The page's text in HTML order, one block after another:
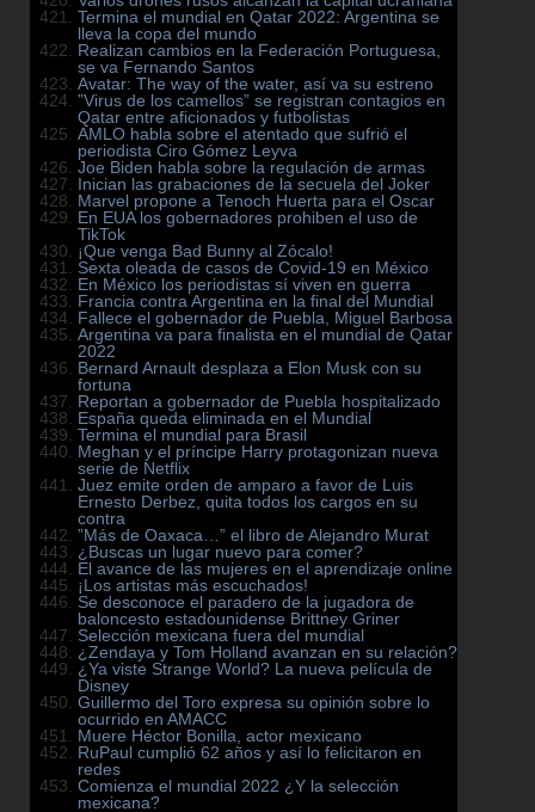
Termina el mundial en Qatar 2022: Argentina se
lleva la copa del mundo
Realizan cambios en la Federación Portuguesa,
se va Fernando Santos
Avatar: The way of the water, así va su estreno
”Virus de los camellos” se registran contagios en
Qatar entre aficionados y futbolistas
AMLO habla sobre el atentado que sufrió el
periodista Ciro Gómez Leyva
Joe Biden habla sobre la regulación de armas
Inician las grabaciones de la secuela del Joker
Marvel propone a Tenoch Huerta para el Oscar
En EUA los gobernadores prohiben el uso de
TikTok
¡Que venga Bad Bunny al Zócalo!
Sexta oleada de casos de Covid-19 en México
En México los periodistas sí viven en guerra
Francia contra Argentina en la final del Mundial
Fallece el gobernador de Puebla, Miguel Barbosa
Argentina va para finalista en el mundial de Qatar
2022
Bernard Arnault desplaza a Elon Musk con su
fortuna
Reportan a gobernador de Puebla hospitalizado
España queda eliminada en el Mundial
Termina el mundial para Brasil
Meghan y el príncipe Harry protagonizan nueva
serie de Netflix
Juez emite orden de amparo a favor de Luis
Ernesto Derbez, quita todos los cargos en su
contra
”Más de Oaxaca…” el libro de Alejandro Murat
¿Buscas un lugar nuevo para comer?
El avance de las mujeres en el aprendizaje online
¡Los artistas más escuchados!
Se desconoce el paradero de la jugadora de
baloncesto estadounidense Brittney Griner
Selección mexicana fuera del mundial
¿Zendaya y Tom Holland avanzan en su relación?
¿Ya viste Strange World? La nueva película de
Disney
Guillermo del Toro expresa su opinión sobre lo
ocurrido en AMACC
Muere Héctor Bonilla, actor mexicano
RuPaul cumplió 62 años y así lo felicitaron en
redes
Comienza el mundial 2022 ¿Y la selección
mexicana?